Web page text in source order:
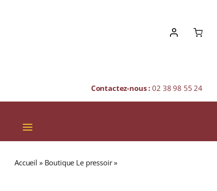
Contactez-nous :02 38 98 55 24
Toggle
Navigation
Accueil » Boutique Le pressoir»